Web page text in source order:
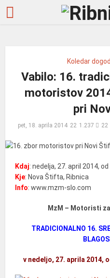
Koledar
Vabilo: 16.
motoristov
pri
pet, 18. aprila 2014 1.237
Kdaj: nedelja, 27. april 2014,
Kje: Nova Štifta, Ribnica
Info: www.mzm-slo.com
MzM – Motoristi
TRADICIONALNO 16.
v nedeljo, 27. aprila 2014,